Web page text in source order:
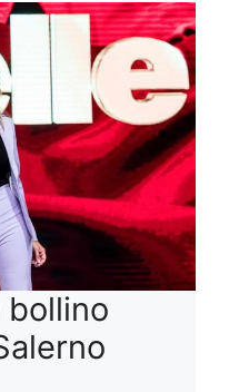
bollino